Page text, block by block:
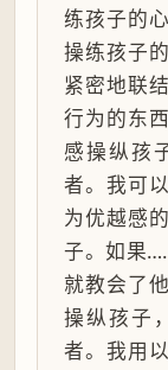
练孩子的
操练孩子
紧密地联
行为的东
感操纵孩
者。我可
为优越感
子。如果
就教会了
操纵孩子
者。我用